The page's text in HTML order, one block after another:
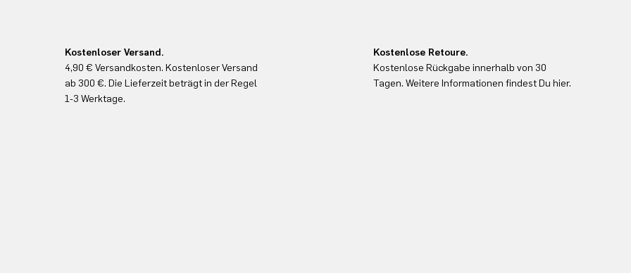
Kostenloser Versand.
4,90 € Versandkosten. Kostenloser Versand
ab 300 €. Die Lieferzeit beträgt in der Regel
1-3 Werktage.
Kostenlose Retoure.
Kostenlose Rückgabe innerhalb von 30
Tagen. Weitere Informationen findest Du hier.